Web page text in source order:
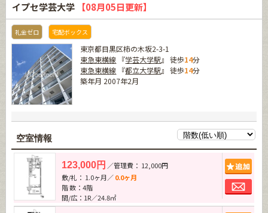
イプセ学芸大学 【08月05日更新】
礼金ゼロ 宅配ボックス
東京都目黒区柿の木坂2-3-1
東急東横線 『学芸大学駅』 徒歩14分
東急東横線 『都立大学駅』 徒歩14分
築年月 2007年2月
空室情報
123,000円 ／管理費： 12,000円
敷/礼： 1.0ヶ月／0.0ヶ月
階 数：4階
間/広：1R／24.8㎡